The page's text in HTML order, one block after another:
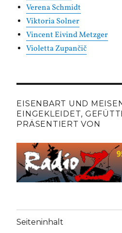
Verena Schmidt
Viktoria Solner
Vincent Eivind Metzger
Violetta Zupančič
EISENBART UND
EINGEKLEIDET,
PRÄSENTIERT VON
Seiteninhalt